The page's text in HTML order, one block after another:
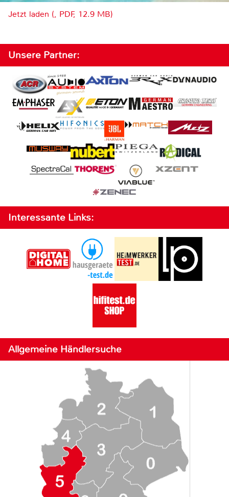
Jetzt laden (, PDF, 12.9 MB)
Unsere Partner:
Interessante Links:
Allgemeine Händlersuche